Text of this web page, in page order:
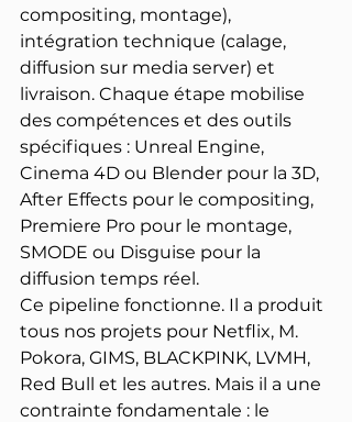
compositing, montage),
intégration technique (calage,
diffusion sur media server) et
livraison. Chaque étape mobilise
des compétences et des outils
spécifiques : Unreal Engine,
Cinema 4D ou Blender pour la 3D,
After Effects pour le compositing,
Premiere Pro pour le montage,
SMODE ou Disguise pour la
diffusion temps réel.
Ce pipeline fonctionne. Il a produit
tous nos projets pour Netflix, M.
Pokora, GIMS, BLACKPINK, LVMH,
Red Bull et les autres. Mais il a une
contrainte fondamentale : le